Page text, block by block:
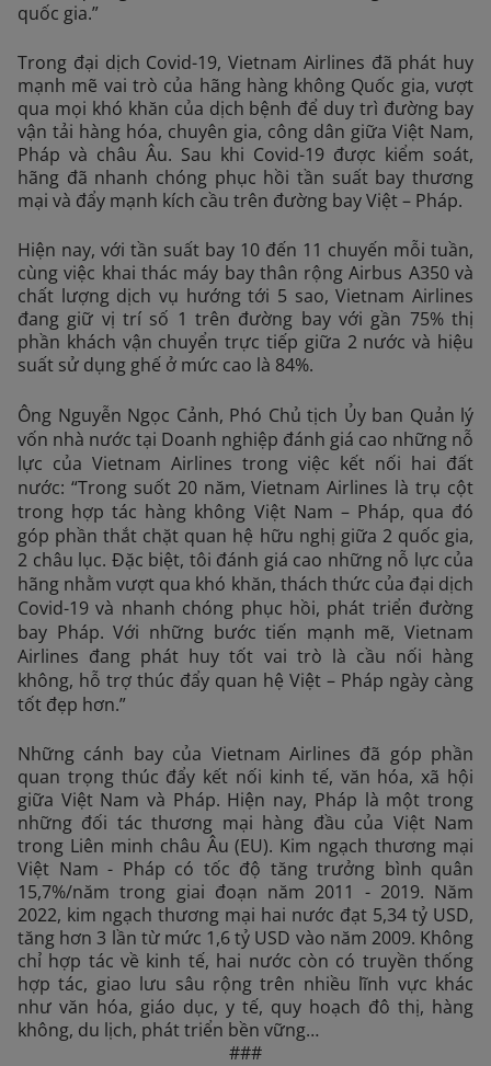
quốc gia.”
Trong đại dịch Covid-19, Vietnam Airlines đã phát huy
mạnh mẽ vai trò của hãng hàng không Quốc gia, vượt
qua mọi khó khăn của dịch bệnh để duy trì đường bay
vận tải hàng hóa, chuyên gia, công dân giữa Việt Nam,
Pháp và châu Âu. Sau khi Covid-19 được kiểm soát,
hãng đã nhanh chóng phục hồi tần suất bay thương
mại và đẩy mạnh kích cầu trên đường bay Việt – Pháp.
Hiện nay, với tần suất bay 10 đến 11 chuyến mỗi tuần,
cùng việc khai thác máy bay thân rộng Airbus A350 và
chất lượng dịch vụ hướng tới 5 sao, Vietnam Airlines
đang giữ vị trí số 1 trên đường bay với gần 75% thị
phần khách vận chuyển trực tiếp giữa 2 nước và hiệu
suất sử dụng ghế ở mức cao là 84%.
Ông Nguyễn Ngọc Cảnh, Phó Chủ tịch Ủy ban Quản lý
vốn nhà nước tại Doanh nghiệp đánh giá cao những nỗ
lực của Vietnam Airlines trong việc kết nối hai đất
nước: “Trong suốt 20 năm, Vietnam Airlines là trụ cột
trong hợp tác hàng không Việt Nam – Pháp, qua đó
góp phần thắt chặt quan hệ hữu nghị giữa 2 quốc gia,
2 châu lục. Đặc biệt, tôi đánh giá cao những nỗ lực của
hãng nhằm vượt qua khó khăn, thách thức của đại dịch
Covid-19 và nhanh chóng phục hồi, phát triển đường
bay Pháp. Với những bước tiến mạnh mẽ, Vietnam
Airlines đang phát huy tốt vai trò là cầu nối hàng
không, hỗ trợ thúc đẩy quan hệ Việt – Pháp ngày càng
tốt đẹp hơn.”
Những cánh bay của Vietnam Airlines đã góp phần
quan trọng thúc đẩy kết nối kinh tế, văn hóa, xã hội
giữa Việt Nam và Pháp. Hiện nay, Pháp là một trong
những đối tác thương mại hàng đầu của Việt Nam
trong Liên minh châu Âu (EU). Kim ngạch thương mại
Việt Nam - Pháp có tốc độ tăng trưởng bình quân
15,7%/năm trong giai đoạn năm 2011 - 2019. Năm
2022, kim ngạch thương mại hai nước đạt 5,34 tỷ USD,
tăng hơn 3 lần từ mức 1,6 tỷ USD vào năm 2009. Không
chỉ hợp tác về kinh tế, hai nước còn có truyền thống
hợp tác, giao lưu sâu rộng trên nhiều lĩnh vực khác
như văn hóa, giáo dục, y tế, quy hoạch đô thị, hàng
không, du lịch, phát triển bền vững…
###